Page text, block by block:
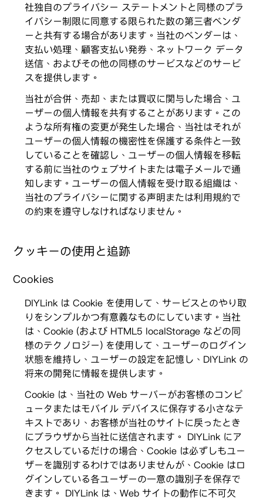
社独自のプライバシー ステートメントと同様のプラ
イバシー制限に同意する限られた数の第三者ベンダ
ーと共有する場合があります。当社のベンダーは、
支払い処理、顧客支払い発券、ネットワーク データ
送信、およびその他の同様のサービスなどのサービ
スを提供します。
当社が合併、売却、または買収に関与した場合、ユ
ーザーの個人情報を共有することがあります。この
ような所有権の変更が発生した場合、当社はそれが
ユーザーの個人情報の機密性を保護する条件と一致
していることを確認し、ユーザーの個人情報を移転
する前に当社のウェブサイトまたは電子メールで通
知します。ユーザーの個人情報を受け取る組織は、
当社のプライバシーに関する声明または利用規約で
の約束を遵守しなければなりません。
クッキーの使用と追跡
Cookies
DIYLink は Cookie を使用して、サービスとのやり取
りをシンプルかつ有意義なものにしています。当社
は、Cookie (および HTML5 localStorage などの同
様のテクノロジー) を使用して、ユーザーのログイン
状態を維持し、ユーザーの設定を記憶し、DIYLink の
将来の開発に情報を提供します。
Cookie は、当社の Web サーバーがお客様のコンピ
ュータまたはモバイル デバイスに保存する小さなテ
キストであり、お客様が当社のサイトに戻ったとき
にブラウザから当社に送信されます。 DIYLink にア
クセスしているだけの場合、Cookie は必ずしもユー
ザーを識別するわけではありませんが、Cookie はロ
グインしている各ユーザーの一意の識別子を保存で
きます。 DIYLink は、Web サイトの動作に不可欠